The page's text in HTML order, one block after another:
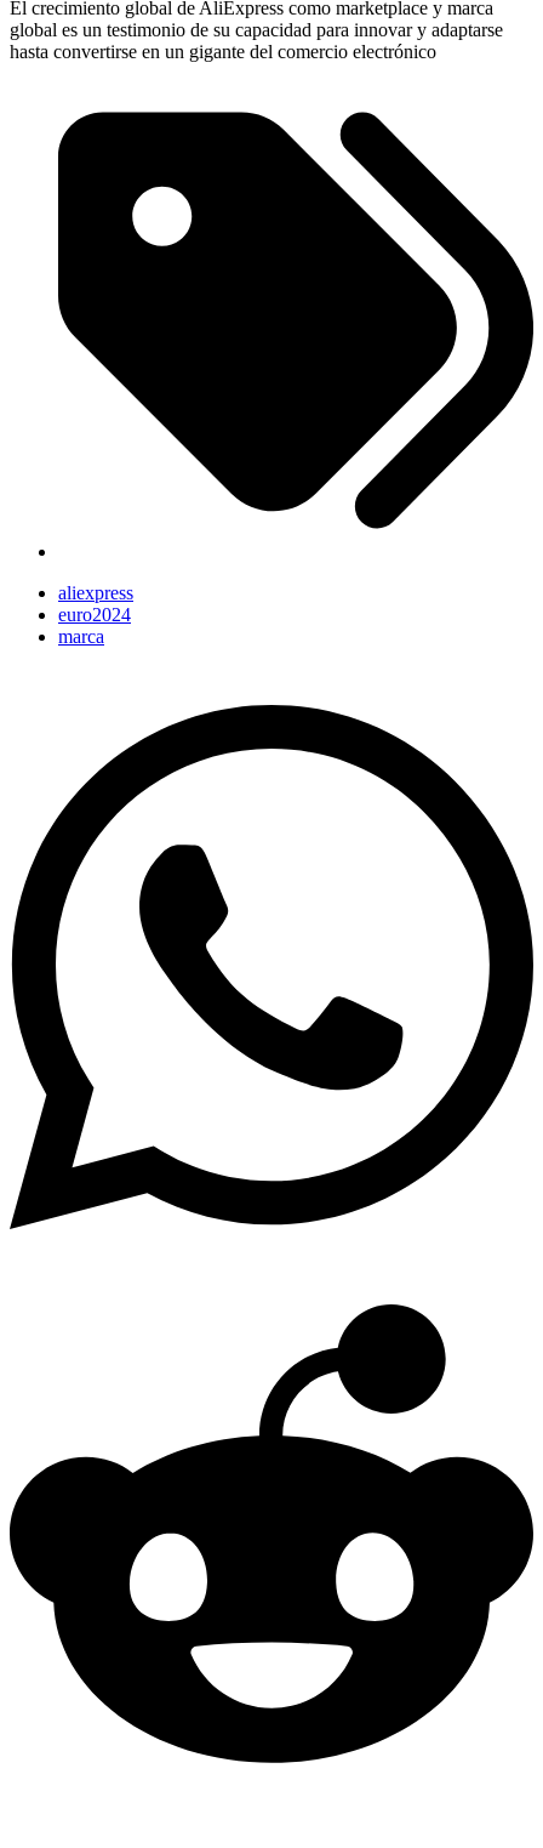
El crecimiento global de AliExpress como marketplace y marca
global es un testimonio de su capacidad para innovar y adaptarse
hasta convertirse en un gigante del comercio electrónico
aliexpress
euro2024
marca